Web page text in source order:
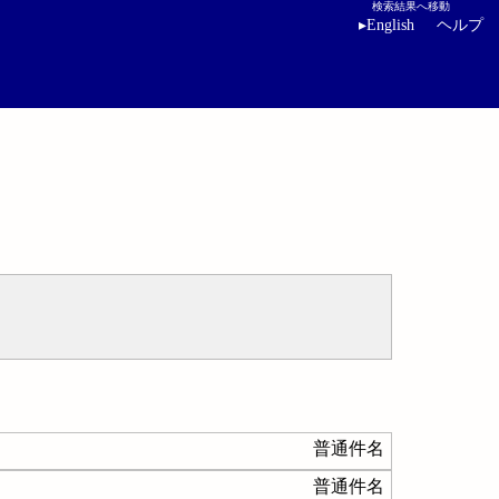
検索結果へ移動
▸English ヘルプ
普通件名
普通件名